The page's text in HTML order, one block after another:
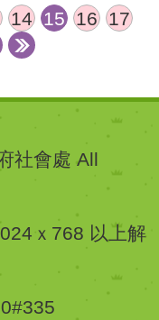
14 15 16 17
社會處 All
ｘ768 以上解